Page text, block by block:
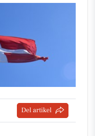
Del artikel